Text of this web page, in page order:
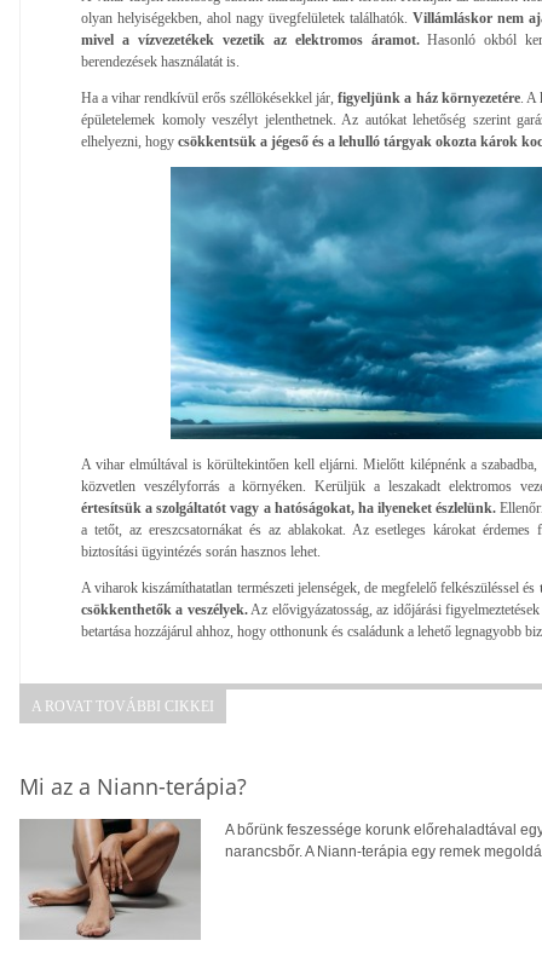
olyan helyiségekben, ahol nagy üvegfelületek találhatók. Villámláskor nem
mivel a vízvezetékek vezetik az elektromos áramot.Hasonló okból
berendezések használatát is.
Ha a vihar rendkívül erős széllökésekkel jár,figyeljünk a ház környezetére. A
épületelemek komoly veszélyt jelenthetnek. Az autókat lehetőség szerint
elhelyezni, hogy csökkentsük a jégeső és a lehulló tárgyak okozta károk
A vihar elmúltával is körültekintően kell eljárni. Mielőtt kilépnénk a
közvetlen veszélyforrás a környéken. Kerüljük a leszakadt elektromos
értesítsük a szolgáltatót vagy a hatóságokat, ha ilyeneket észlelünk.
a tetőt, az ereszcsatornákat és az ablakokat. Az esetleges károkat
biztosítási ügyintézés során hasznos lehet.
A viharok kiszámíthatatlan természeti jelenségek, de megfelelő felkészüléssel és
csökkenthetők a veszélyek.Az elővigyázatosság, az időjárási
betartása hozzájárul ahhoz, hogy otthonunk és családunk a lehető legnagyobb
A ROVAT TOVÁBBI CIKKEI
Mi az a Niann-terápia?
A bőrünk feszessége korunk előrehaladtával
narancsbőr. A Niann-terápia egy remek